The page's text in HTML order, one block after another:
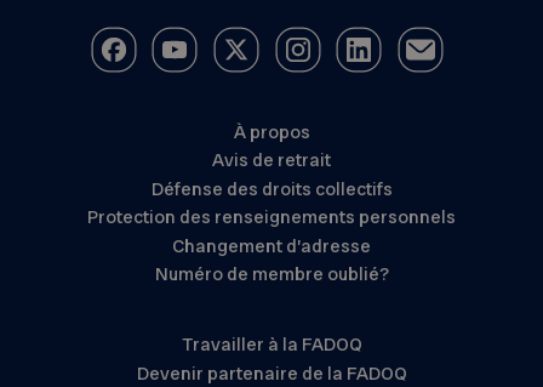
À propos
Avis de retrait
Défense des droits collectifs
Protection des renseignements personnels
Changement d’adresse
Numéro de membre oublié?
Travailler à la FADOQ
Devenir partenaire de la FADOQ